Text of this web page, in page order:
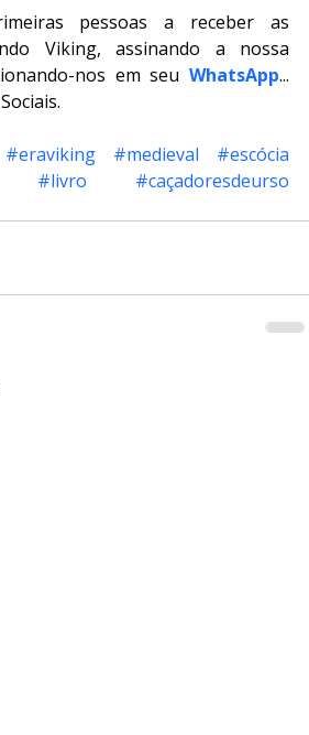
pessoas a receber as
Viking, assinando a nossa
nos em seu WhatsApp...
#eraviking #medieval
#escócia
#livro
#caçadoresdeurso